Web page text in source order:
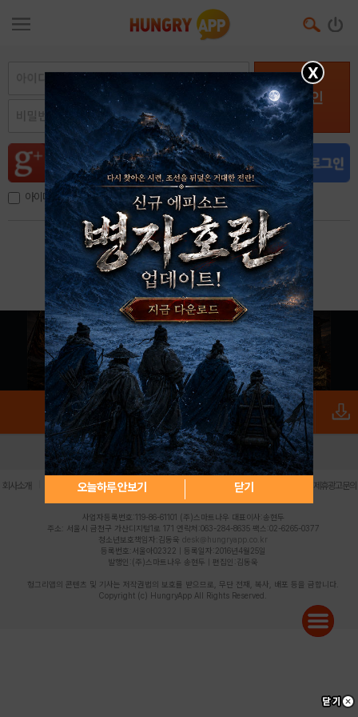
로그인
아이디, 이메일 저장
아이디 / 비밀번호 찾기 회원가입
X
오늘하루 안보기 닫기
로그인 PC버전 전체앱
회사소개 | 개인정보 처리방침 불법촬영물 신고센터 제휴광고문의
사업자등록번호:119-86-61101 (주)스마트나우 대표이사:송현두
주소: 서울시 금천구 가산디지털1로 171 연락처:063-284-8635 팩스:02-6265-0377
청소년보호책임자:김동욱 desk@hungryapp.co.kr
등록번호:서울아02322 | 등록일자:2016년4월25일
발행인:(주)스마트나우 송현두 | 편집인:김동욱
헝그리앱의 콘텐츠 및 기사는 저작권법의 보호를 받으므로, 무단 전재, 복사, 배포 등을 금합니다.
Copyright (c) HungryApp All Rights Reserved.